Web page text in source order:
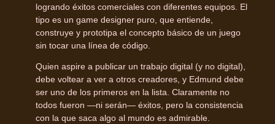
logrando éxitos comerciales con diferentes equipos. El
tipo es un game designer puro, que entiende,
construye y prototipa el concepto básico de un juego
sin tocar una línea de código.
Quien aspire a publicar un trabajo digital (y no digital),
debe voltear a ver a otros creadores, y Edmund debe
ser uno de los primeros en la lista. Claramente no
todos fueron —ni serán— éxitos, pero la consistencia
con la que saca algo al mundo es admirable.